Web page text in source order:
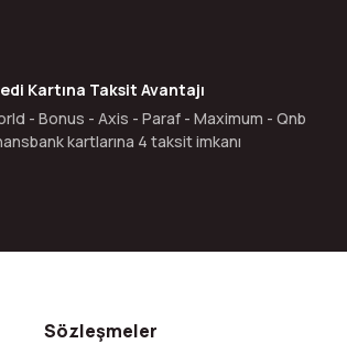
Kartına Taksit Avantajı
- Bonus - Axis - Paraf - Maximum - Qnb
kartlarına 4 taksit imkanı
Sözleşmeler